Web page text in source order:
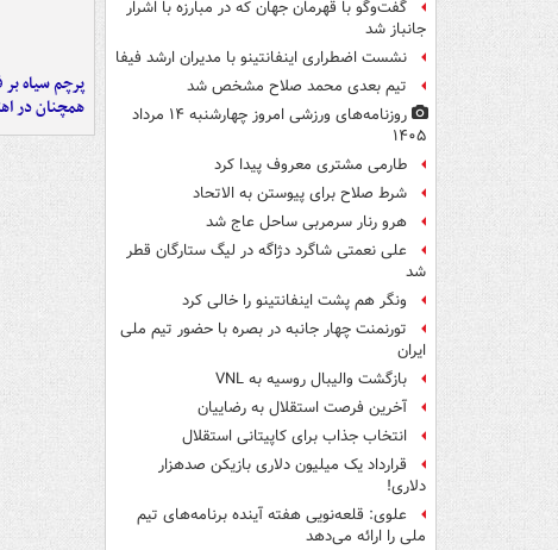
گفت‌وگو با قهرمان جهان که در مبارزه با اشرار
جانباز شد
نشست اضطراری اینفانتینو با مدیران ارشد فیفا
تیم بعدی محمد صلاح مشخص شد
روزنامه‌های ورزشی امروز چهارشنبه ۱۴ مرداد
۱۴۰۵
طارمی مشتری معروف پیدا کرد
شرط صلاح برای پیوستن به الاتحاد
هرو رنار سرمربی ساحل عاج شد
علی نعمتی شاگرد دژاگه در لیگ ستارگان قطر
شد
ونگر هم پشت اینفانتینو را خالی کرد
تورنمنت چهار جانبه در بصره با حضور تیم ملی
ایران
بازگشت والیبال روسیه به VNL
آخرین فرصت استقلال به رضاییان
انتخاب جذاب برای کاپیتانی استقلال
قرارداد یک میلیون دلاری بازیکن صدهزار
دلاری!
علوی: قلعه‌نویی هفته آینده برنامه‌های تیم
ملی را ارائه می‌دهد
پرچم سیاه
همچنان در